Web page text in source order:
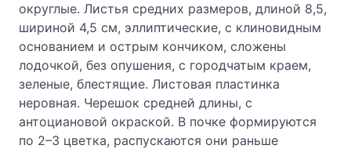
округлые. Листья средних размеров, длиной 8,5,
шириной 4,5 см, эллиптические, с клиновидным
основанием и острым кончиком, сложены
лодочкой, без опушения, с городчатым краем,
зеленые, блестящие. Листовая пластинка
неровная. Черешок средней длины, с
антоциановой окраской. В почке формируются
по 2–3 цветка, распускаются они раньше